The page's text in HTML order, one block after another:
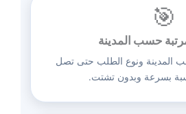
🎯
حسب المدينة
ونوع الطلب حتى تصل
بسرعة وبدون تشتت.